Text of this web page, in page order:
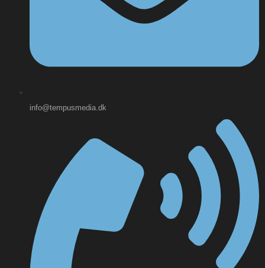
info@tempusmedia.dk